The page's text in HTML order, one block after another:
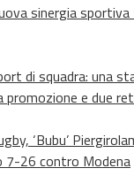
sinergia sportiva
di squadra: una
promozione e due
‘Bubu’
7-26 contro Modena